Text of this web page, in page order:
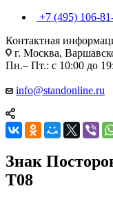
+7 (495) 106-
Контактная
г. Москва,
Пн.– Пт.: с 10:00 до
info@standonline.ru
Знак
T08